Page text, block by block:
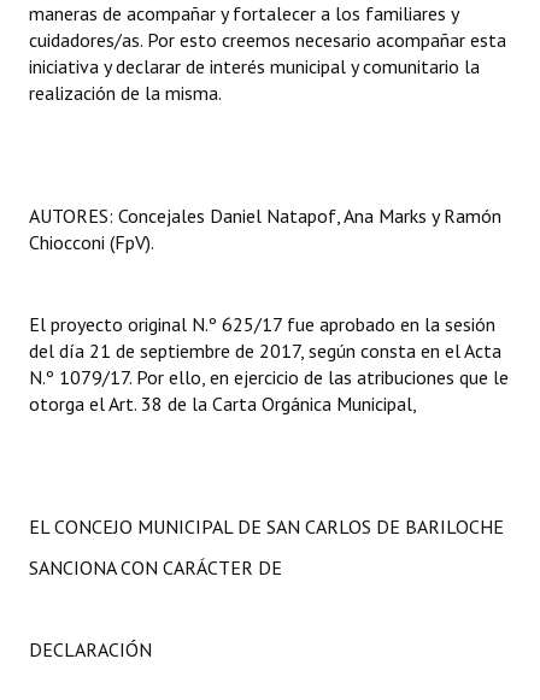
maneras de acompañar y fortalecer a los familiares y
cuidadores/as. Por esto creemos necesario acompañar esta
iniciativa y declarar de interés municipal y comunitario la
realización de la misma.
AUTORES: Concejales Daniel Natapof, Ana Marks y Ramón
Chiocconi (FpV).
El proyecto original N.º 625/17 fue aprobado en la sesión
del día 21 de septiembre de 2017, según consta en el Acta
N.º 1079/17. Por ello, en ejercicio de las atribuciones que le
otorga el Art. 38 de la Carta Orgánica Municipal,
EL CONCEJO MUNICIPAL DE SAN CARLOS DE BARILOCHE
SANCIONA CON CARÁCTER DE
DECLARACIÓN